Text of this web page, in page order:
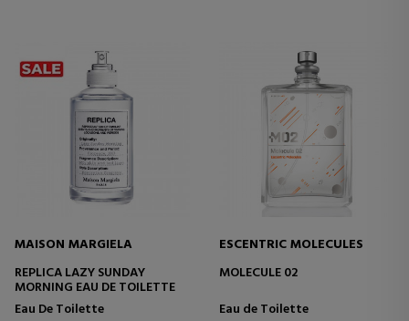
MAISON MARGIELA
REPLICA LAZY SUNDAY
MORNING EAU DE TOILETTE
Eau De Toilette
ESCENTRIC MOLECULES
MOLECULE 02
Eau de Toilette